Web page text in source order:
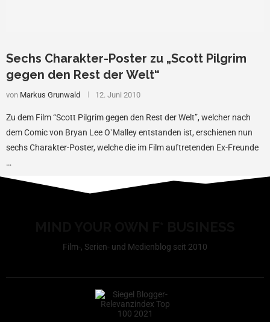
Sechs Charakter-Poster zu „Scott Pilgrim
gegen den Rest der Welt“
von Markus Grunwald 12. Juni 2010
Zu dem Film “Scott Pilgrim gegen den Rest der Welt”, welcher nach
dem Comic von Bryan Lee O`Malley entstanden ist, erschienen nun
sechs Charakter-Poster, welche die im Film auftretenden Ex-Freunde
…
Film-, Serien- und Medienblog seit 2010